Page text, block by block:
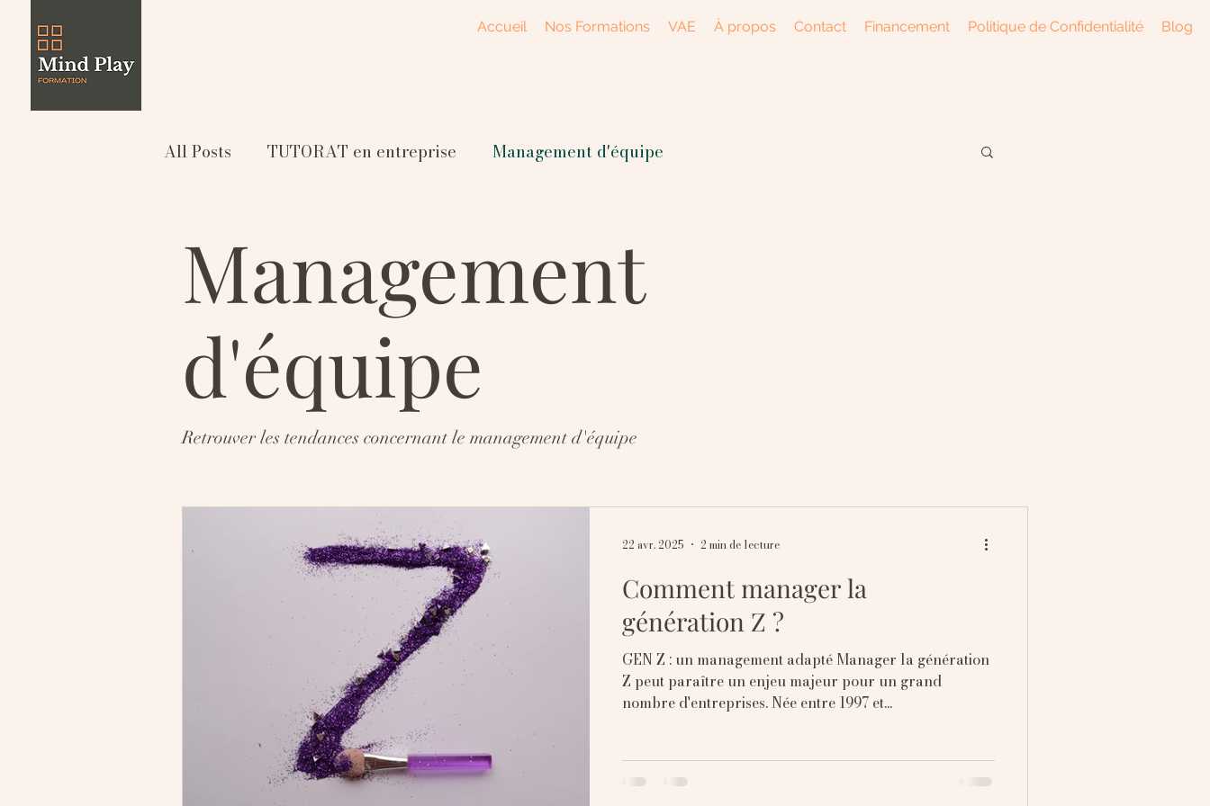
Accueil Nos Formations VAE À propos Contact Financement Politique de Confidentialité Blog
All Posts TUTORAT en entreprise Management d'équipe
Management
d'équipe
Retrouver les tendances concernant le management d'équipe
Comment manager la
génération Z ?
GEN Z : un management adapté Manager la génération
Z peut paraître un enjeu majeur pour un grand
nombre d'entreprises. Née entre 1997 et...
22 avr. 2025 2 min de lecture